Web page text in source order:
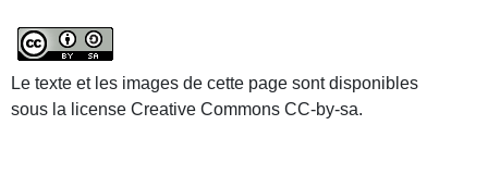
Le texte et les images de cette page sont disponibles
sous la license Creative Commons CC-by-sa.